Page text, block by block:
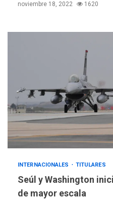
noviembre 18, 2022 1620
INTERNACIONALES TITULARES
Seúl y Washington
de mayor escala